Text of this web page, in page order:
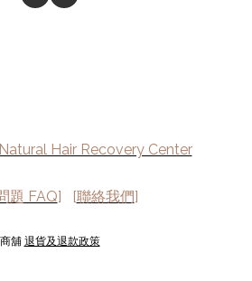
Hair Recovery Center
題 FAQ] [聯絡我們]
商舖 退貨及退款政策